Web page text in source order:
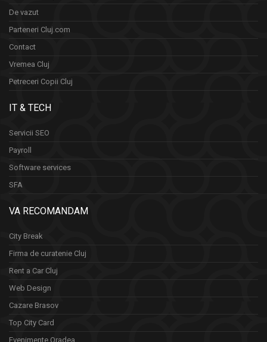
De vazut
Parteneri Cluj.com
Contact
Vremea Cluj
Petreceri Copii Cluj
IT & TECH
Servicii SEO
Payroll
Software services
SFA
VA RECOMANDAM
City Break
Firma de curatenie Cluj
Rent a Car Cluj
Web Design
Cazare Brasov
Top City Card
Evenimente Oradea